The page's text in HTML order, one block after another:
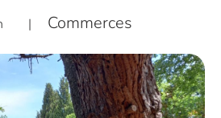
| Commerces